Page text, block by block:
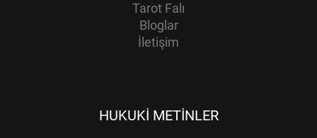
Tarot Falı
Bloglar
İletişim
HUKUKI METINLER